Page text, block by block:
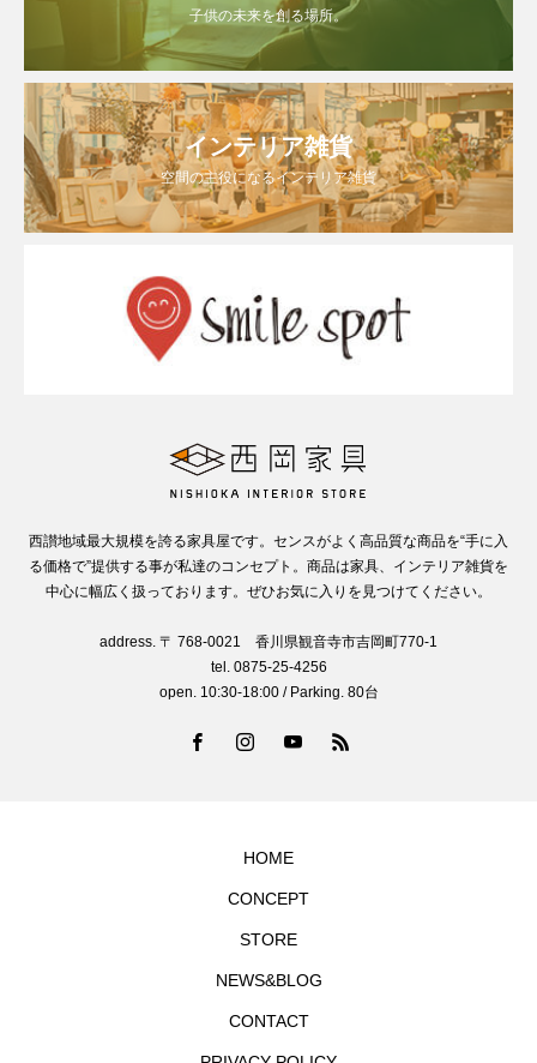
子供の未来を創る場所。
インテリア雑貨
空間の主役になるインテリア雑貨
西讃地域最大規模を誇る家具屋です。センスがよく高品質な商品を“手に入
る価格で”提供する事が私達のコンセプト。商品は家具、インテリア雑貨を
中心に幅広く扱っております。ぜひお気に入りを見つけてください。
address. 〒 768-0021 香川県観音寺市吉岡町770-1
tel. 0875-25-4256
open. 10:30-18:00 / Parking. 80台
HOME
CONCEPT
STORE
NEWS&BLOG
CONTACT